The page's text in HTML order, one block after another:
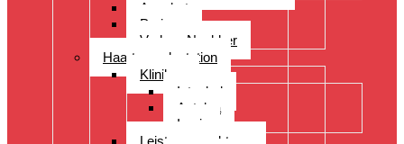
Angebot
Preise
Vorher- Nachher
Haartransplantation
Kliniken
Istanbul
Antalya
Izmir